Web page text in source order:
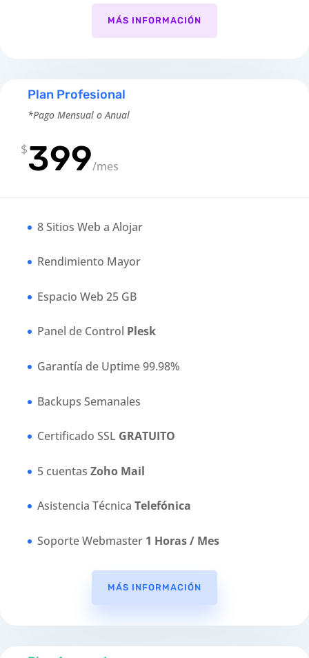
MÁS INFORMACIÓN
Plan Profesional
*Pago Mensual o Anual
$399/mes
8 Sitios Web a Alojar
Rendimiento Mayor
Espacio Web 25 GB
Panel de Control Plesk
Garantía de Uptime 99.98%
Backups Semanales
Certificado SSL GRATUITO
5 cuentas Zoho Mail
Asistencia Técnica Telefónica
Soporte Webmaster 1 Horas / Mes
MÁS INFORMACIÓN